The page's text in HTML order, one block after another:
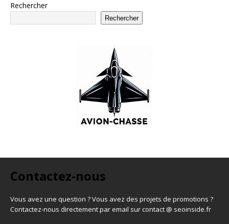
Rechercher
Rechercher
Contactez-nous
Vous avez une question ? Vous avez des projets de promotions ?
Contactez-nous directement par email sur contact @ seoinside.fr